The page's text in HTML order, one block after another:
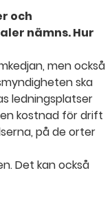
och
nämns. Hur
men också
ska
ledningsplatser
kostnad för drift
på de orter
Det kan också